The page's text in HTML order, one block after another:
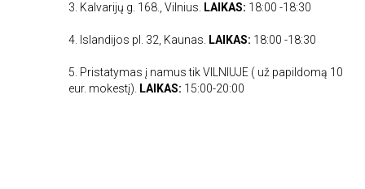
3. Kalvarijų g. 168., Vilnius. LAIKAS: 18:00 -18:30
4. Islandijos pl. 32, Kaunas. LAIKAS: 18:00 -18:30
5. Pristatymas į namus tik VILNIUJE ( už papildomą 10
eur. mokestį).
LAIKAS: 15:00-20:00